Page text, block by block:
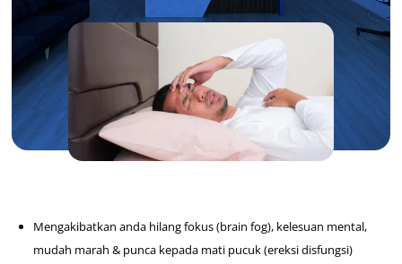
Mengakibatkan anda hilang fokus (brain fog), kelesuan mental,
mudah marah & punca kepada mati pucuk (ereksi disfungsi)